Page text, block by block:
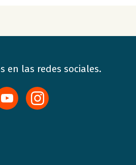
en las redes sociales.